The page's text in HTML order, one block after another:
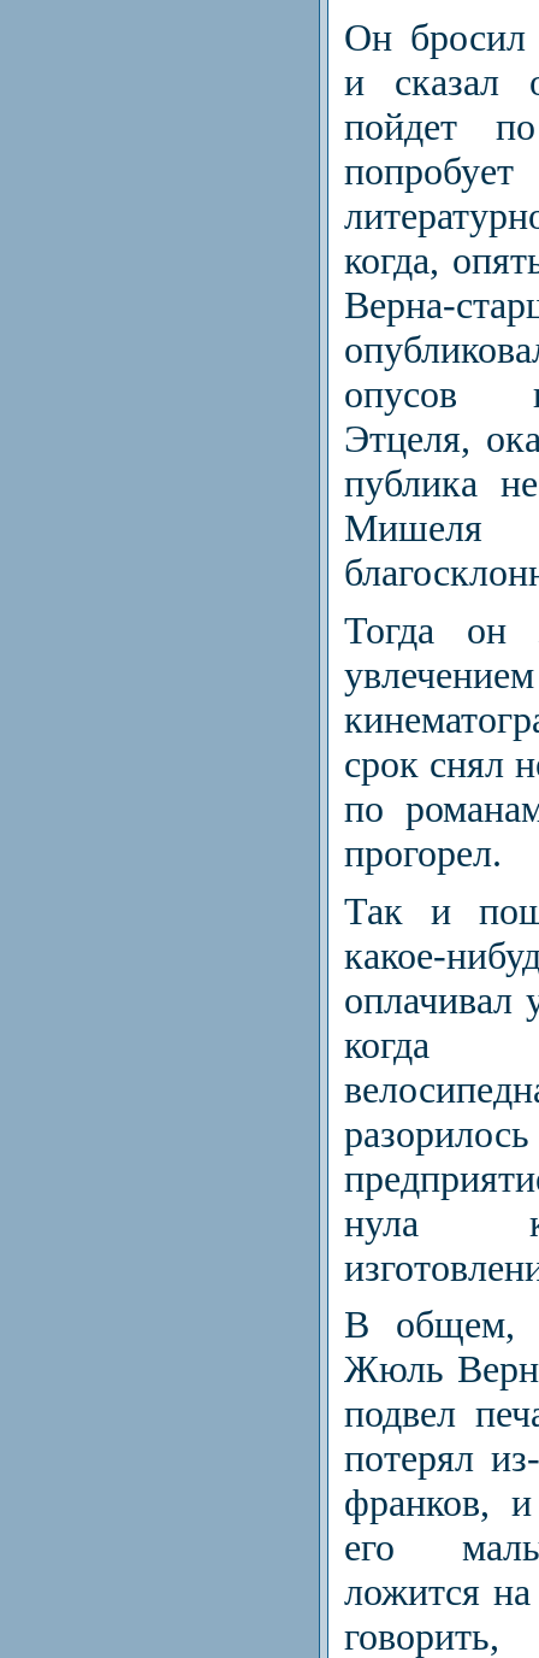
Он бросил
и сказал
пойдет
когда,
Верна-
опусов
Этцеля,
публика
Тогда он
срок снял
по
прогорел.
Так и
какое-
оплачивал
когда
нула
В общем,
Жюль Верн
подвел
по­терял
франков,
его
ложится